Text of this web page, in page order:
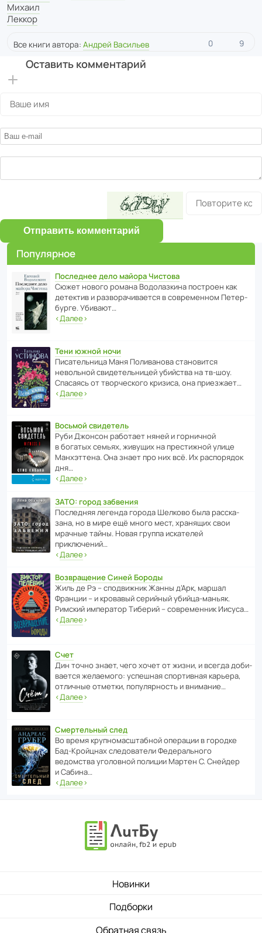
Михаил
Леккор
Все книги автора: Андрей Васильев 0 9
Оставить комментарий
Отправить комментарий
Популярное
Последнее дело майора Чистова
Сюжет нового романа Водо­ла­з­кина пост­роен как
дете­ктив и разво­ра­чи­ва­ется в совре­менном Пете­р­
бурге. Убивают…
‹Далее›
Тени южной ночи
Писа­тель­ница Маня Поли­ва­нова стано­вится
невольной свиде­тель­ницей убийства на тв-шоу.
Спасаясь от твор­че­с­кого кризиса, она приезжает…
‹Далее›
Восьмой свидетель
Руби Джонсон рабо­тает няней и горни­чной
в богатых семьях, живущих на прес­ти­жной улице
Манх­эт­тена. Она знает про них всё. Их распо­рядок
дня…
‹Далее›
ЗАТО: город забвения
После­дняя легенда города Шелково была расска­
зана, но в мире ещё много мест, хранящих свои
мрачные тайны. Новая группа иска­телей
приключений…
‹Далее›
Возвращение Синей Бороды
Жиль де Рэ – спод­ви­жник Жанны д’Арк, маршал
Франции – и кровавый серийный убийца-маньяк.
Римский импе­ратор Тиберий – совре­менник Иисуса…
‹Далее›
Счет
Дин точно знает, чего хочет от жизни, и всегда доби­
ва­ется жела­е­мого: успе­шная спор­ти­вная карьера,
отли­чные отметки, попу­ля­р­ность и внимание…
‹Далее›
Смертельный след
Во время круп­но­мас­ш­та­бной операции в городке
Бад‑Крой­цнах следо­ва­тели Феде­раль­ного
ведомства уголо­вной полиции Мартен С. Снейдер
и Сабина…
‹Далее›
Новинки
Подборки
Обратная связь